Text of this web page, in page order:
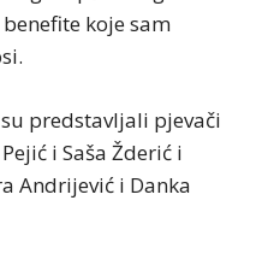
koje sam
predstavljali pjevači
i Saša Žderić i
Andrijević i Danka